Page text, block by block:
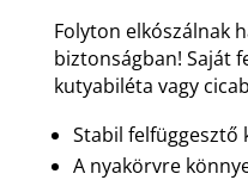
Folyton elkószálnak
biztonságban! Saját
kutyabiléta vagy
Stabil felfüggesztő
A nyakörvre